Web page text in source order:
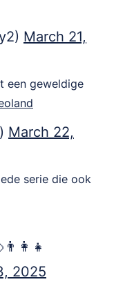
March 21,
een geweldige
March 22,
serie die ook
2025